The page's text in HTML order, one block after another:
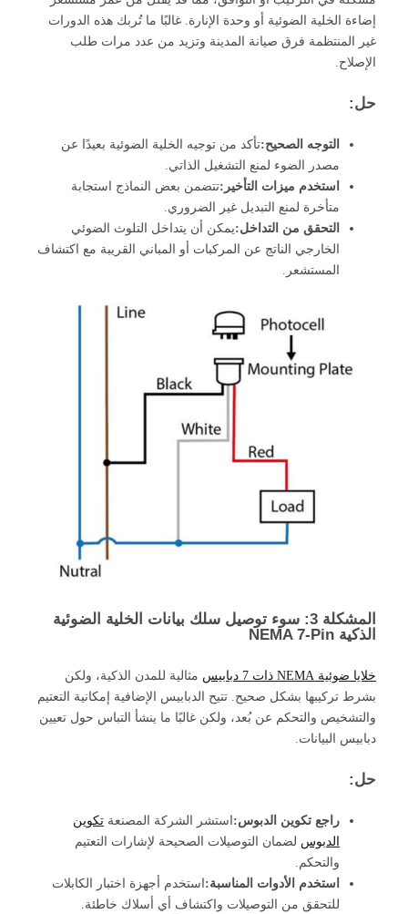
إضاءة الخلية الضوئية أو وحدة الإنارة. غالبًا ما تُربك هذه الدورات
غير المنتظمة فرق صيانة المدينة وتزيد من عدد مرات طلب
الإصلاح.
حل:
التوجه الصحيح:تأكد من توجيه الخلية الضوئية بعيدًا عن
مصدر الضوء لمنع التشغيل الذاتي.
استخدم ميزات التأخير:تتضمن بعض النماذج استجابة
متأخرة لمنع التبديل غير الضروري.
التحقق من التداخل:يمكن أن يتداخل التلوث الضوئي
الخارجي الناتج عن المركبات أو المباني القريبة مع اكتشاف
المستشعر.
المشكلة 3: سوء توصيل سلك بيانات الخلية الضوئية
الذكية NEMA 7-Pin
خلايا ضوئية NEMA ذات 7 دبابيس
مثالية للمدن الذكية، ولكن
بشرط تركيبها بشكل صحيح. تتيح الدبابيس الإضافية إمكانية التعتيم
والتشخيص والتحكم عن بُعد، ولكن غالبًا ما ينشأ التباس حول تعيين
دبابيس البيانات.
حل:
راجع تكوين الدبوس: استشر الشركة المصنعة تكوين
الدبوس لضمان التوصيلات الصحيحة لإشارات التعتيم
والتحكم.
استخدم الأدوات المناسبة: استخدم أجهزة اختبار الكابلات
للتحقق من التوصيلات واكتشاف أي أسلاك خاطئة.